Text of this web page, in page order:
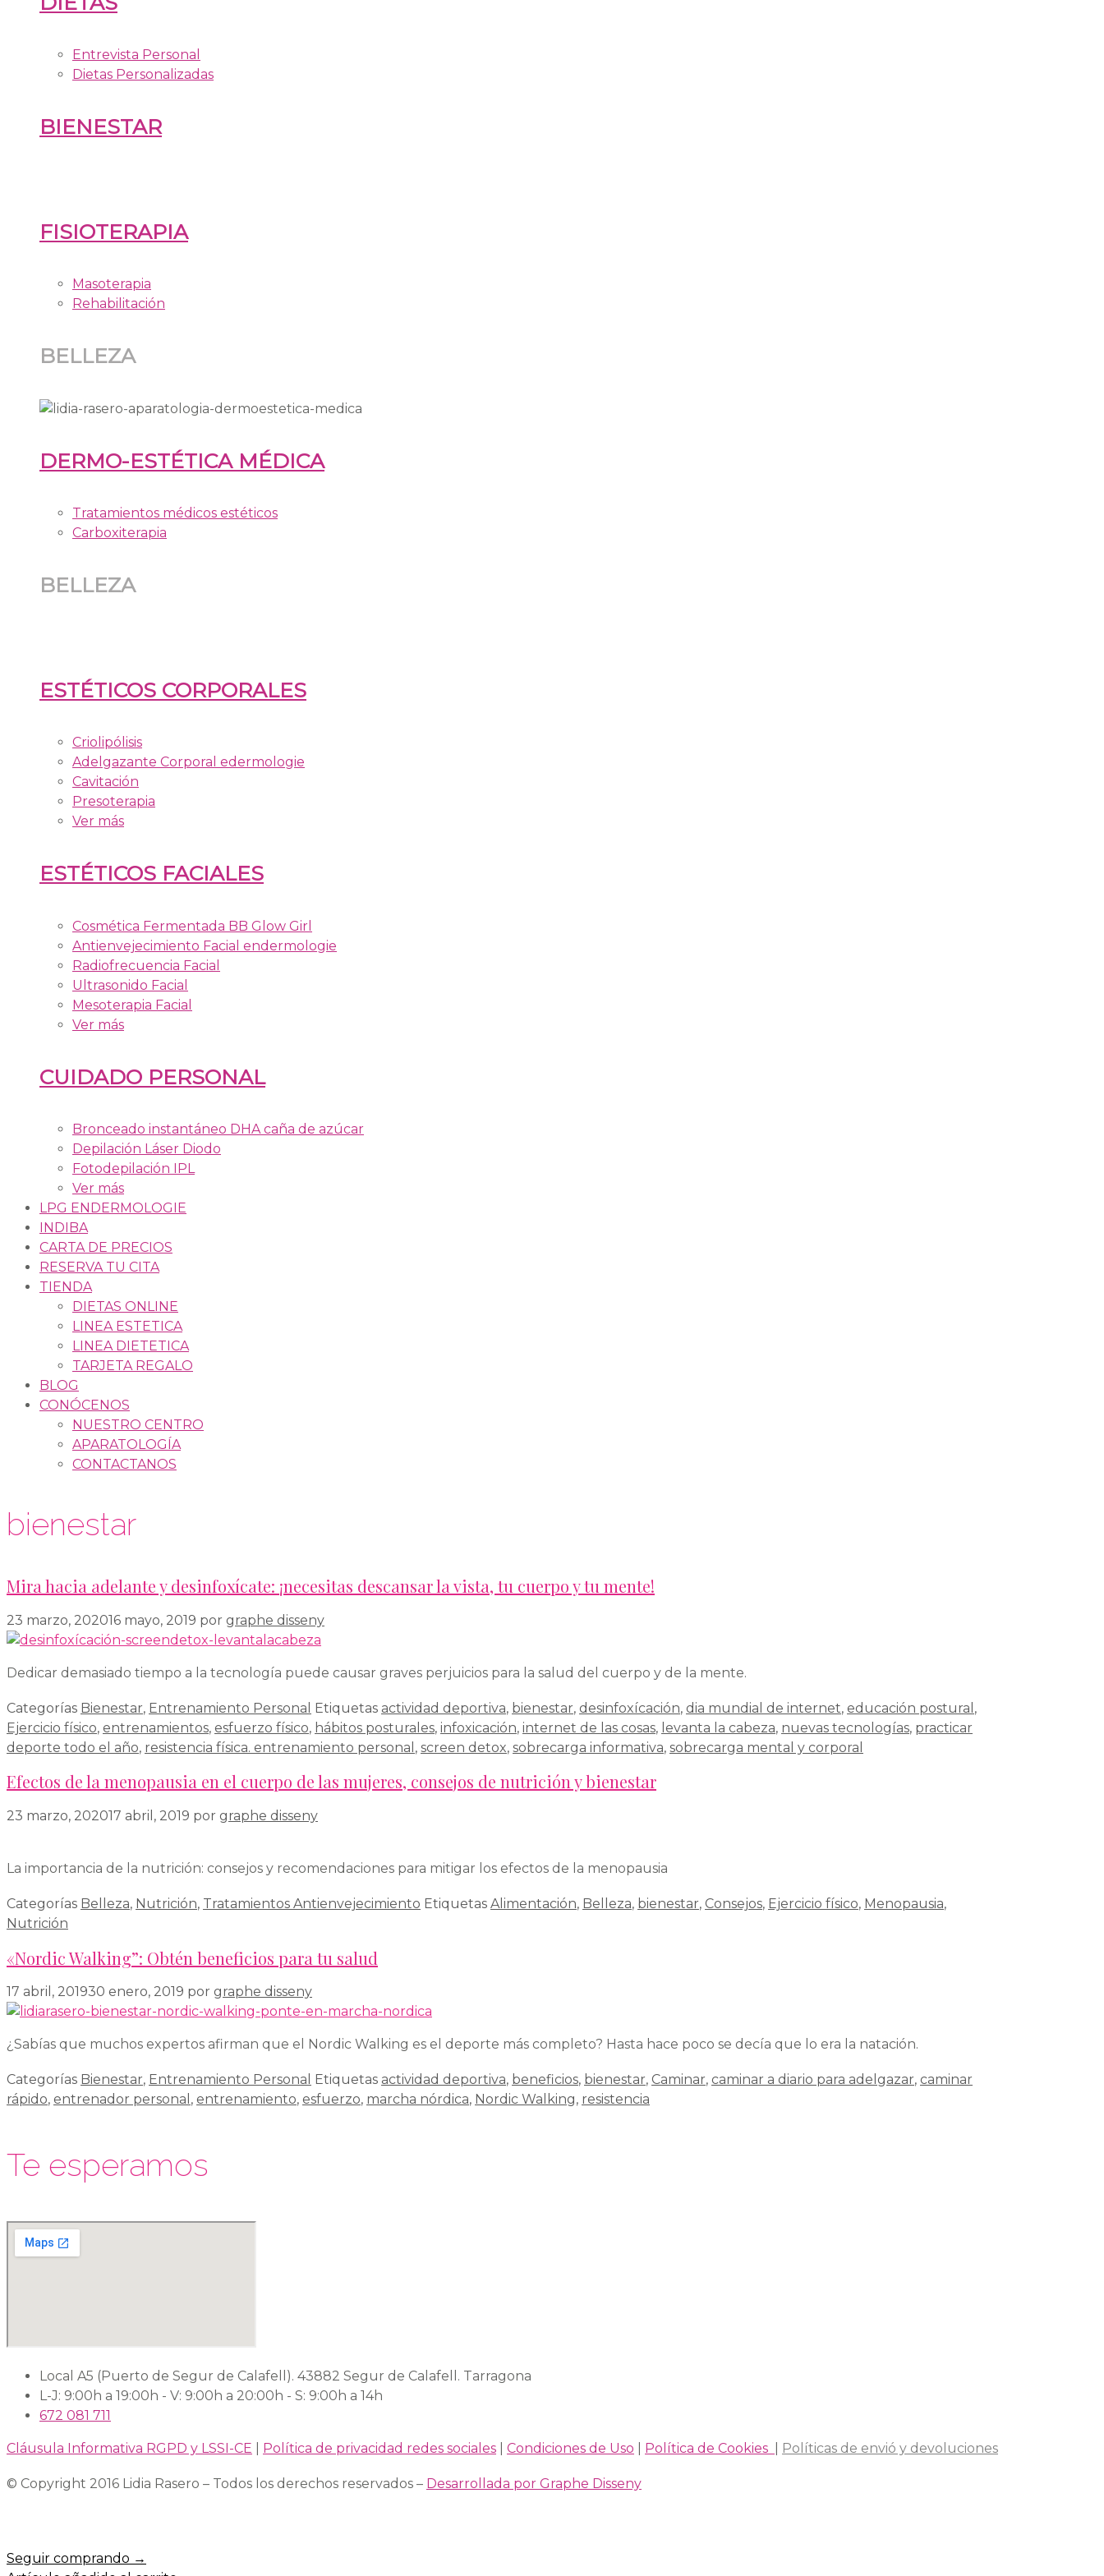
Entrevista Personal
Dietas Personalizadas
BIENESTAR
FISIOTERAPIA
Masoterapia
Rehabilitación
BELLEZA
DERMO-ESTÉTICA MÉDICA
Tratamientos médicos estéticos
Carboxiterapia
BELLEZA
ESTÉTICOS CORPORALES
Criolipólisis
Adelgazante Corporal edermologie
Cavitación
Presoterapia
Ver más
ESTÉTICOS FACIALES
Cosmética Fermentada BB Glow Girl
Antienvejecimiento Facial endermologie
Radiofrecuencia Facial
Ultrasonido Facial
Mesoterapia Facial
Ver más
CUIDADO PERSONAL
Bronceado instantáneo DHA caña de azúcar
Depilación Láser Diodo
Fotodepilación IPL
Ver más
LPG ENDERMOLOGIE
INDIBA
CARTA DE PRECIOS
RESERVA TU CITA
TIENDA
DIETAS ONLINE
LINEA ESTETICA
LINEA DIETETICA
TARJETA REGALO
BLOG
CONÓCENOS
NUESTRO CENTRO
APARATOLOGÍA
CONTACTANOS
bienestar
Mira hacia adelante y desinfoxícate: ¡necesitas descansar la vista, tu cuerpo y tu mente!
23 marzo, 202016 mayo, 2019 por graphe disseny
Dedicar demasiado tiempo a la tecnología puede causar graves perjuicios para la salud del cuerpo y de la mente.
Categorías Bienestar, Entrenamiento Personal Etiquetas actividad deportiva, bienestar, desinfoxícación, dia mundial de internet, educación postural ,
Ejercicio físico, entrenamientos, esfuerzo físico, hábitos posturales, infoxicación, internet de las cosas, levanta la cabeza, nuevas tecnologías, practicar
deporte todo el año, resistencia física. entrenamiento personal , screen detox, sobrecarga informativa, sobrecarga mental y corporal
Efectos de la menopausia en el cuerpo de las mujeres, consejos de nutrición y bienestar
23 marzo, 202017 abril, 2019 por graphe disseny
La importancia de la nutrición: consejos y recomendaciones para mitigar los efectos de la menopausia
Categorías Belleza, Nutrición, Tratamientos Antienvejecimiento Etiquetas Alimentación, Belleza, bienestar, Consejos, Ejercicio físico, Menopausia,
Nutrición
«Nordic Walking”: Obtén beneficios para tu salud
17 abril, 201930 enero, 2019 por graphe disseny
¿Sabías que muchos expertos afirman que el Nordic Walking es el deporte más completo? Hasta hace poco se decía que lo era la natación.
Categorías Bienestar, Entrenamiento Personal Etiquetas actividad deportiva, beneficios, bienestar, Caminar, caminar a diario para adelgazar, caminar
rápido, entrenador personal , entrenamiento, esfuerzo, marcha nórdica, Nordic Walking, resistencia
Te esperamos
Local A5 (Puerto de Segur de Calafell). 43882 Segur de Calafell. Tarragona
L-J: 9:00h a 19:00h - V: 9:00h a 20:00h - S: 9:00h a 14h
672 081 711
Cláusula Informativa RGPD y LSSI-CE Política de privacidad redes sociales Condiciones de Uso Política de Cookies Políticas de envió y devoluciones
© Copyright 2016 Lidia Rasero – Todos los derechos reservados – Desarrollada por Graphe Disseny
Seguir comprando →